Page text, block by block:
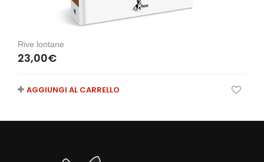
Rive lontane
23,00€
AGGIUNGI AL CARRELLO